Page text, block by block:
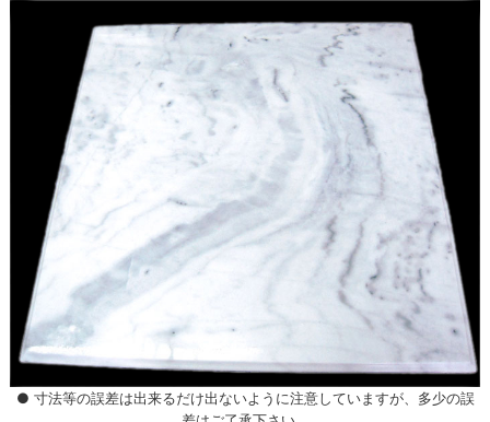
● 寸法等の誤差は出来るだけ出ないように注意していますが、多少の誤